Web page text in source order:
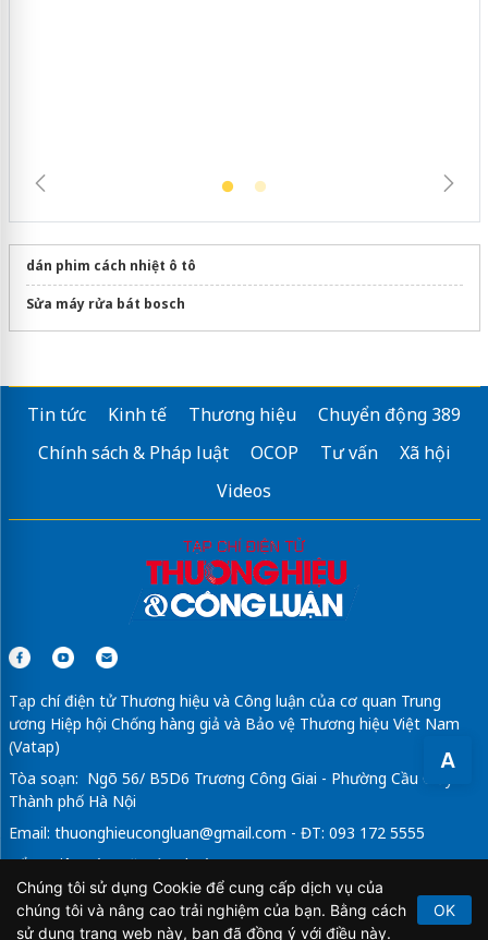
A
dán phim cách nhiệt ô tô
Sửa máy rửa bát bosch
Tin tức Kinh tế Thương hiệu
Chuyển động 389
Chính sách & Pháp luật
OCOP Tư vấn
Xã hội
Videos
Tạp chí điện tử Thương hiệu và Công luận của cơ quan Trung
ương Hiệp hội Chống hàng giả và Bảo vệ Thương hiệu Việt Nam
(Vatap)
Tòa soạn: Ngõ 56/ B5D6 Trương Công Giai - Phường Cầu Giấy -
Thành phố Hà Nội
Email: thuonghieucongluan@gmail.com - ĐT: 093 172 5555
Tổng Biên Tập: Vũ Đức Thuận
Giấy phép hoạt động báo chí điện tử số 64/GP-BTTTT do Bộ
Thông tin và Truyền thông cấp ngày 21/2/2020.
Chúng tôi sử dụng Cookie để cung cấp dịch vụ của
chúng tôi và nâng cao trải nghiệm của bạn. Bằng cách
sử dụng trang web này, bạn đã đồng ý với điều này.
OK